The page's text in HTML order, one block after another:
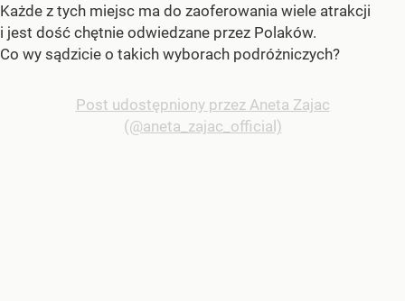
Każde z tych miejsc ma do zaoferowania wiele atrakcji
i jest dość chętnie odwiedzane przez Polaków.
Co wy sądzicie o takich wyborach podróżniczych?
Post udostępniony przez Aneta Zajac
(@aneta_zajac_official)